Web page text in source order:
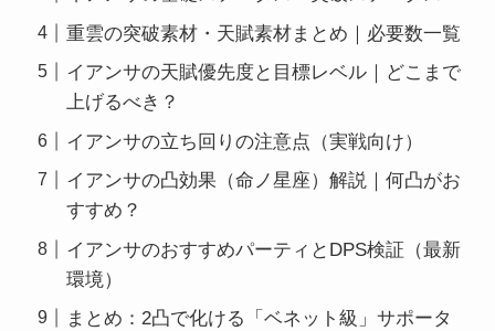
重雲の突破素材・天賦素材まとめ｜必要数一覧
イアンサの天賦優先度と目標レベル｜どこまで
上げるべき？
イアンサの立ち回りの注意点（実戦向け）
イアンサの凸効果（命ノ星座）解説｜何凸がお
すすめ？
イアンサのおすすめパーティとDPS検証（最新
環境）
まとめ：2凸で化ける「ベネット級」サポータ